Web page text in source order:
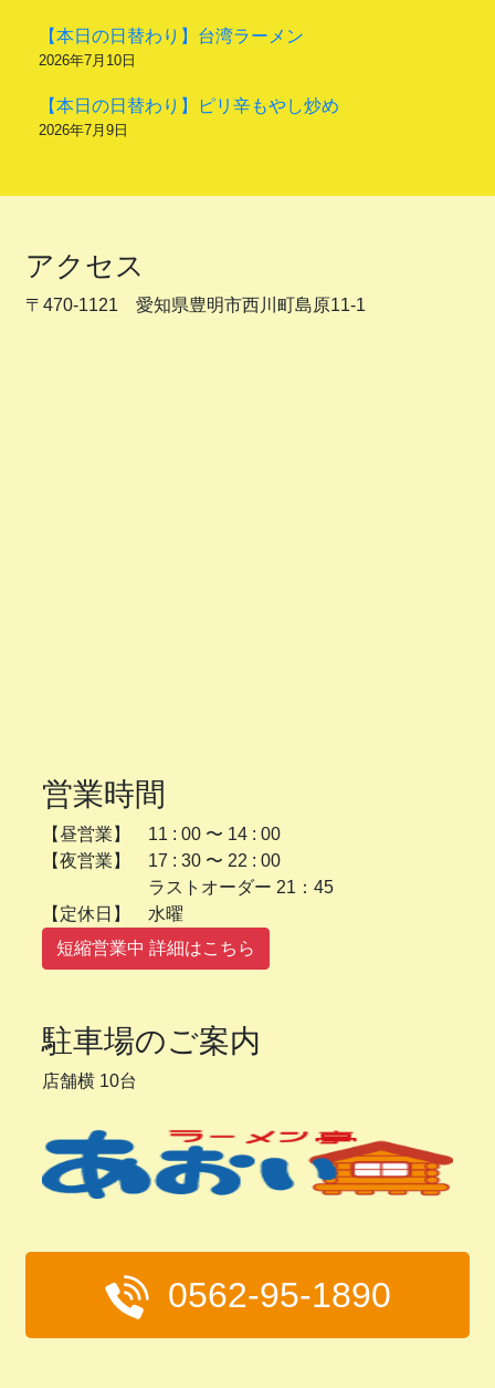
【本日の日替わり】台湾ラーメン
2026年7月10日
【本日の日替わり】ピリ辛もやし炒め
2026年7月9日
アクセス
〒470-1121 愛知県豊明市西川町島原11-1
営業時間
【昼営業】 11 : 00 〜 14 : 00
【夜営業】 17 : 30 〜 22 : 00
ラストオーダー 21：45
【定休日】 水曜
短縮営業中 詳細はこちら
駐車場のご案内
店舗横 10台
0562-95-1890